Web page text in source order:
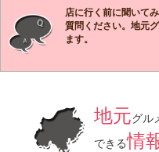
店に行く前に聞いて
質問ください。地元
ます。
地元グル
できる情